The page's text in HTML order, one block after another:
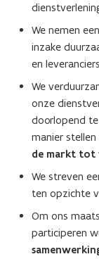
We nemen een
inzake
en
We
onze
doorlopend
manier stellen
de markt tot
We streven
ten opzichte
Om ons
participeren